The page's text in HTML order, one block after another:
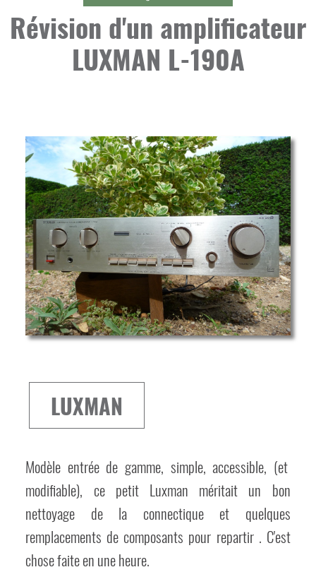
Révision d'un amplificateur
LUXMAN L-190A
LUXMAN
Modèle entrée de gamme, simple, accessible, (et
modifiable), ce petit Luxman méritait un bon
nettoyage de la connectique et quelques
remplacements de composants pour repartir . C'est
chose faite en une heure.